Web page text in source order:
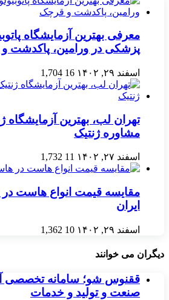
معرفی بهترین آزمایشگاه
پزشکی در ورامین، پاکدشت
اسفند ۲۹, ۱۴۰۲ 16
1,704
تهران لب، بهترین آزمایشگاه
مشاوره ژنتیک
اسفند ۲۷, ۱۴۰۲ 11
1,732
مقایسه قیمت انواع هاست در
ایران
اسفند ۲۹, ۱۴۰۲ 10
1,362
دیگران می خوانند
ققنوس شو؛ سامانه تخصصی
صنعت و تولید و خدمات